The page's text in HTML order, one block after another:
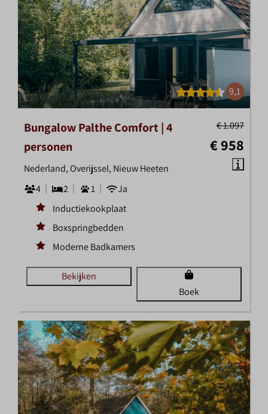
9,1
€ 1.097
€ 958
Bungalow Palthe Comfort | 4
personen
Nederland, Overijssel, Nieuw Heeten
4
2 1
Ja
Inductiekookplaat
Boxspringbedden
Moderne Badkamers
Bekijken
Boek